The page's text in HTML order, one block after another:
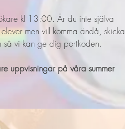
kl 13:00. Är du inte själva
men vill komma ändå, skicka
vi kan ge dig portkoden.
uppvisningar på våra summer